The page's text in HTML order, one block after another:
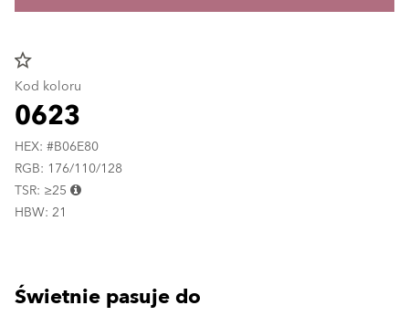
star_border
Kod koloru
0623
HEX: #B06E80
RGB: 176/110/128
TSR: ≥25
HBW: 21
Świetnie pasuje do